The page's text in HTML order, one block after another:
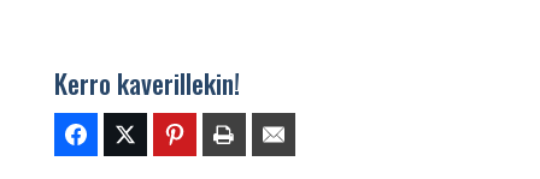
Kerro kaverillekin!